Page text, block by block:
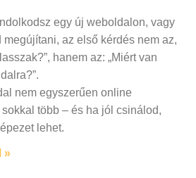
egy új weboldalon, vagy
az első kérdés nem az,
hanem az: „Miért van
nem egyszerűen online
több – és ha jól csinálod,
lehet.
»